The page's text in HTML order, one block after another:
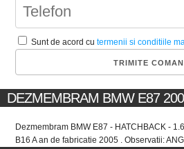
Sunt de acord cutermenii si conditiile
DEZMEMBRAM BMW E87
Dezmembram BMW E87 - HATCHBACK -
B16 A an de fabricatie 2005 . Observatii: